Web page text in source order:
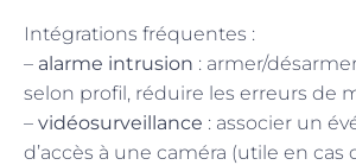
Intégrations fréquentes :
– alarme intrusion : armer/
selon profil, réduire les erreurs de
– vidéosurveillance : associer un
d’accès à une caméra (utile en cas